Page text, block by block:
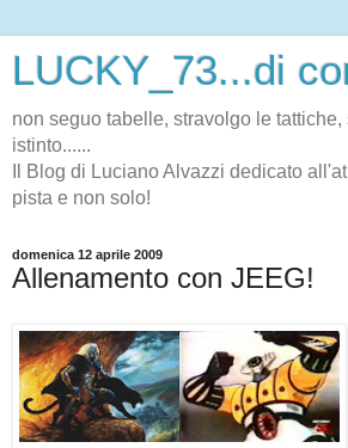
LUCKY_73...di
non seguo tabelle, stravolgo le
istinto......
Il Blog di Luciano Alvazzi dedicato
pista e non solo!
domenica 12 aprile 2009
Allenamento con JEEG!